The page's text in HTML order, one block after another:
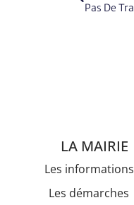
Pas De
LA MAIRIE
Les informations
Les horaires
Les démarches